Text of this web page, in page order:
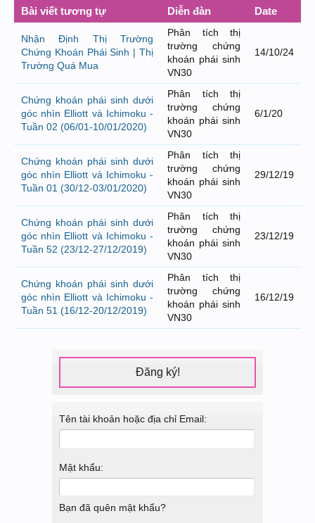
Bài viết tương tự Diễn đàn Date
Nhận Định Thị Trường
Chứng Khoán Phái Sinh | Thị
Trường Quá Mua
Phân tích thị
trường chứng
khoán phái sinh
VN30
14/10/24
Chứng khoán phái sinh dưới
góc nhìn Elliott và Ichimoku -
Tuần 02 (06/01-10/01/2020)
Phân tích thị
trường chứng
khoán phái sinh
VN30
6/1/20
Chứng khoán phái sinh dưới
góc nhìn Elliott và Ichimoku -
Tuần 01 (30/12-03/01/2020)
Phân tích thị
trường chứng
khoán phái sinh
VN30
29/12/19
Chứng khoán phái sinh dưới
góc nhìn Elliott và Ichimoku -
Tuần 52 (23/12-27/12/2019)
Phân tích thị
trường chứng
khoán phái sinh
VN30
23/12/19
Chứng khoán phái sinh dưới
góc nhìn Elliott và Ichimoku -
Tuần 51 (16/12-20/12/2019)
Phân tích thị
trường chứng
khoán phái sinh
VN30
16/12/19
Đăng ký!
Tên tài khoản hoặc địa chỉ Email:
Mật khẩu:
Bạn đã quên mật khẩu?